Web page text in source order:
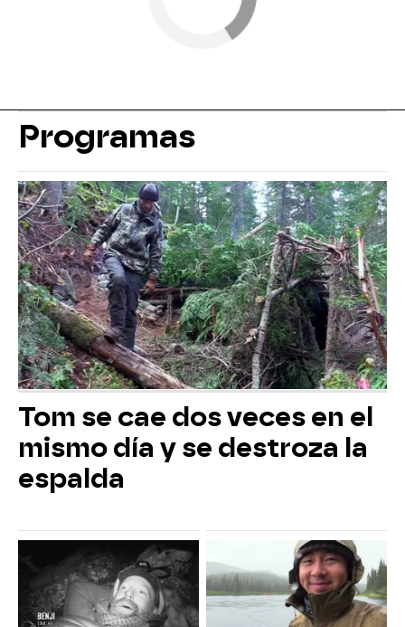
Programas
Tom se cae dos veces en el
mismo día y se destroza la
espalda